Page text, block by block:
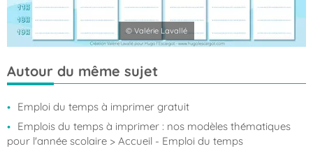
© Valérie Lavallé
Autour du même sujet
Emploi du temps à imprimer gratuit
Emplois du temps à imprimer : nos modèles thématiques
pour l'année scolaire > Accueil - Emploi du temps